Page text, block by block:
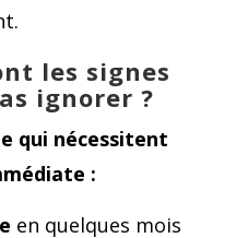
les signes
ignorer ?
qui nécessitent
:
en quelques mois